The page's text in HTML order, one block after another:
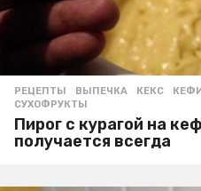
РЕЦЕПТЫ ВЫПЕЧКА ,КЕКС ,
СУХОФРУКТЫ
Пирог с курагой на
получается всегда